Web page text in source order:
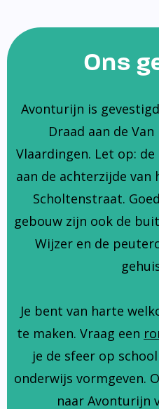
Ons
Avonturijn is
Draad aan de
Vlaardingen. Let op:
aan de achterzijde van
Scholtenstraat.
gebouw zijn ook de
Wijzer en de
Je bent van harte
te maken. Vraag een
je de sfeer op
onderwijs vormgeven.
naar Avonturijn